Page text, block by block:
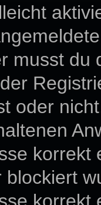
musst du
oder